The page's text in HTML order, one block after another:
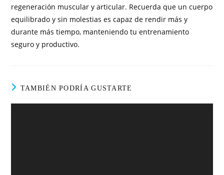
regeneración muscular y articular. Recuerda que un cuerpo
equilibrado y sin molestias es capaz de rendir más y
durante más tiempo, manteniendo tu entrenamiento
seguro y productivo.
TAMBIÉN PODRÍA GUSTARTE